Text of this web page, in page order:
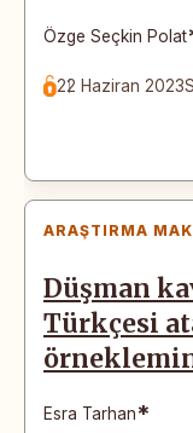
Özge Seçkin Polat
22 Haziran 2023
ARAŞTIRMA
Düşman
Türkçesi
Esra Tarhan*